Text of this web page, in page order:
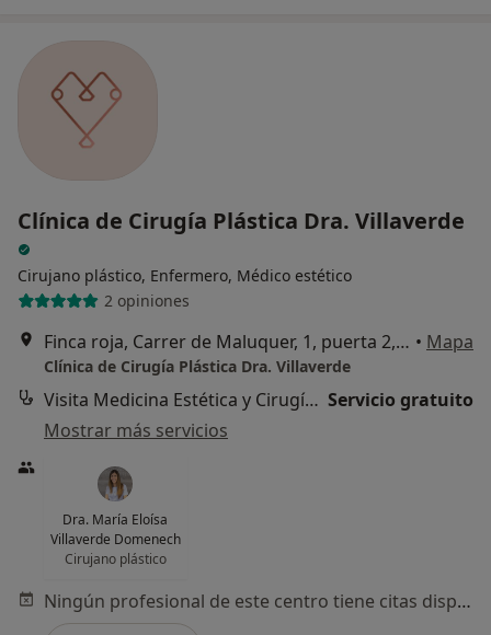
Clínica de Cirugía Plástica Dra. Villaverde
Cirujano plástico, Enfermero, Médico estético
2 opiniones
Finca roja, Carrer de Maluquer, 1, puerta 2, Valencia • Mapa
Clínica de Cirugía Plástica Dra. Villaverde
Visita Medicina Estética y Cirugía Cosmética Servicio gratuito
Mostrar más servicios
Dra. María Eloísa
Villaverde Domenech
Cirujano plástico
Ningún profesional de este centro tiene citas disponibles